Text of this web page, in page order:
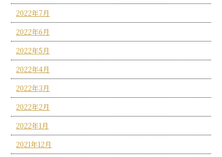
2022年7月
2022年6月
2022年5月
2022年4月
2022年3月
2022年2月
2022年1月
2021年12月